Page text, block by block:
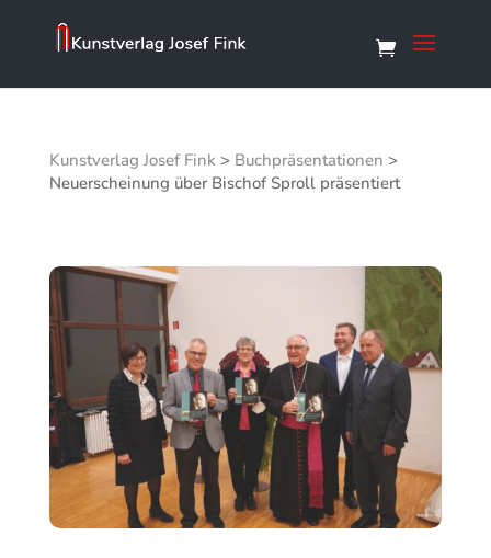
Kunstverlag Josef Fink > Buchpräsentationen >
Neuerscheinung über Bischof Sproll präsentiert